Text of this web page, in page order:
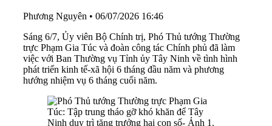
Phương Nguyên • 06/07/2026 16:46
Sáng 6/7, Ủy viên Bộ Chính trị, Phó Thủ tướng Thường
trực Phạm Gia Túc và đoàn công tác Chính phủ đã làm
việc với Ban Thường vụ Tỉnh ủy Tây Ninh về tình hình
phát triển kinh tế-xã hội 6 tháng đầu năm và phương
hướng nhiệm vụ 6 tháng cuối năm.